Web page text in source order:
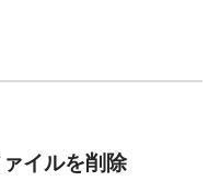
イルを削除